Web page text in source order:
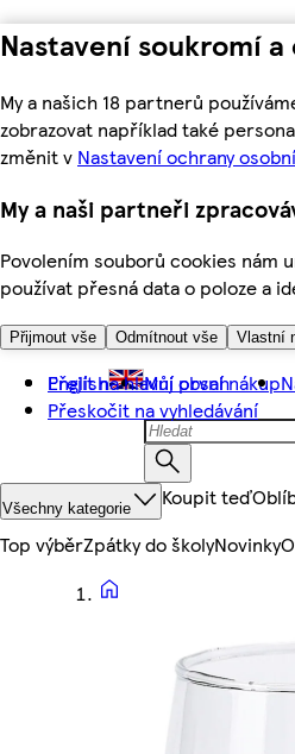
Nastavení soukromí
My a našich 18 partnerů
zobrazovat například také
změnit v Nastavení ochrany
My a naši partneři
Povolením souborů cookies nám
používat přesná data o poloze a
Přijmout vše Odmítnout vše Vlastní
Přejít na hlavní obsah
Přeskočit na vyhledávání
English Můj první nákup
Všechny kategorie Koupit teď
Top výběrZpátky do školyNovinky